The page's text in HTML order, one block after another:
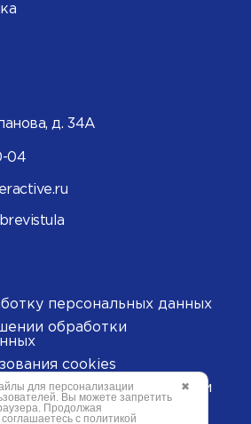
д. 34А
04
персональных данных
обработки
cookies
данных метрическими
✖
для персонализации
Вы можете запретить
Продолжая
с политикой